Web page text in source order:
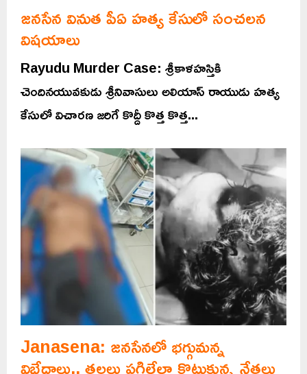
జనసేన వినుత పీఏ హత్య కేసులో సంచలన
విషయాలు
Rayudu Murder Case: శ్రీకాళహస్తికి
చెందినయువకుడు శ్రీనివాసులు అలియాస్ రాయుడు హత్య
కేసులో విచారణ జరిగే కొద్దీ కొత్త కొత్త...
Janasena: జనసేనలో భగ్గుమన్న